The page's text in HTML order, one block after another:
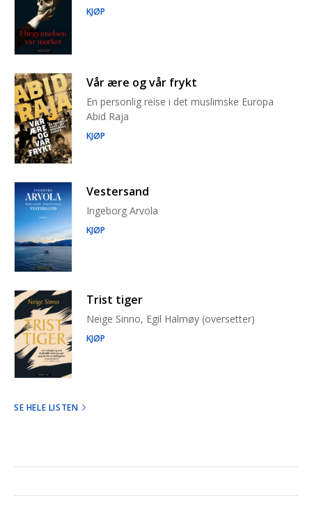
KJØP
Vår ære og vår frykt
En personlig reise i det muslimske Europa
Abid Raja
KJØP
Vestersand
Ingeborg Arvola
KJØP
Trist tiger
Neige Sinno, Egil Halmøy (oversetter)
KJØP
SE HELE LISTEN